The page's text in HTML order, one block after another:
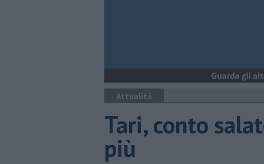
Attualità
Tari, conto
più